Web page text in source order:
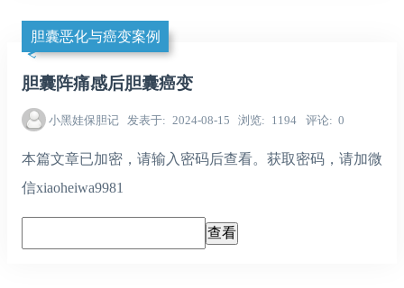
胆囊恶化与癌变案例
胆囊阵痛感后胆囊癌变
小黑娃保胆记 发表于 2024-08-15 浏览 1194 评论 0
本篇文章已加密，请输入密码后查看。获取密码，请加微
信xiaoheiwa9981